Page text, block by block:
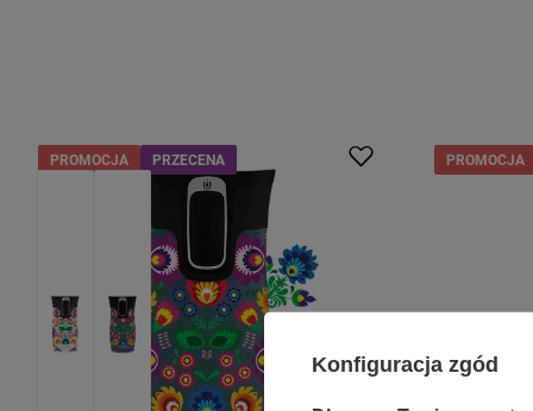
PROMOCJA PRZECENA PROMOCJA
Konfiguracja zgód